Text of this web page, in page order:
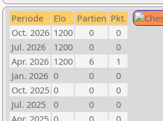
Periode Elo Partien Pkt.
Oct. 2026 1200 0
0
Jul. 2026
1200 0
0
Apr. 2026 1200 6
1
Jan. 2026 0 0
0
Oct. 2025 0 0
0
Jul. 2025
0 0
0
Apr. 2025 0 0
0